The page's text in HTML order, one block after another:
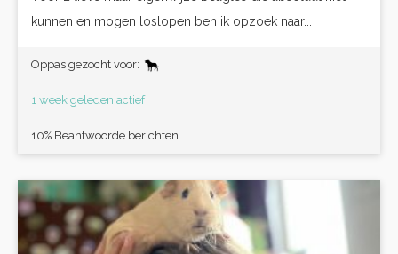
kunnen en mogen loslopen ben ik opzoek naar...
Oppas gezocht voor:
1 week geleden actief
10% Beantwoorde berichten